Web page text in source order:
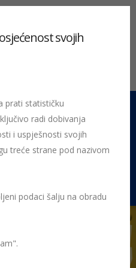
svojih
prati statističku
radi dobivanja
i uspješnosti svojih
treće strane pod nazivom
podaci šalju na obradu